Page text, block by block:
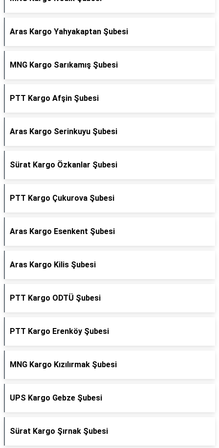
Aras Kargo Yahyakaptan Şubesi
MNG Kargo Sarıkamış Şubesi
PTT Kargo Afşin Şubesi
Aras Kargo Serinkuyu Şubesi
Sürat Kargo Özkanlar Şubesi
PTT Kargo Çukurova Şubesi
Aras Kargo Esenkent Şubesi
Aras Kargo Kilis Şubesi
PTT Kargo ODTÜ Şubesi
PTT Kargo Erenköy Şubesi
MNG Kargo Kızılırmak Şubesi
UPS Kargo Gebze Şubesi
Sürat Kargo Şırnak Şubesi